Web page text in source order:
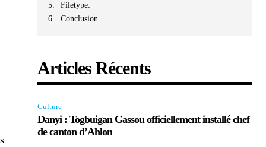
Filetype:
Conclusion
Articles Récents
Culture
Danyi : Togbuigan Gassou officiellement installé chef
de canton d’Ahlon